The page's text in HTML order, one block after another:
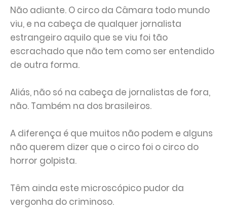
Não adiante. O circo da Câmara todo mundo
viu, e na cabeça de qualquer jornalista
estrangeiro aquilo que se viu foi tão
escrachado que não tem como ser entendido
de outra forma.
Aliás, não só na cabeça de jornalistas de fora,
não. Também na dos brasileiros.
A diferença é que muitos não podem e alguns
não querem dizer que o circo foi o circo do
horror golpista.
Têm ainda este microscópico pudor da
vergonha do criminoso.